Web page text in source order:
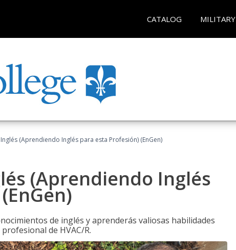
CATALOG MILITARY
Inglés (Aprendiendo Inglés para esta Profesión) (EnGen)
(Aprendiendo Inglés
de inglés y aprenderás valiosas habilidades
de HVAC/R.